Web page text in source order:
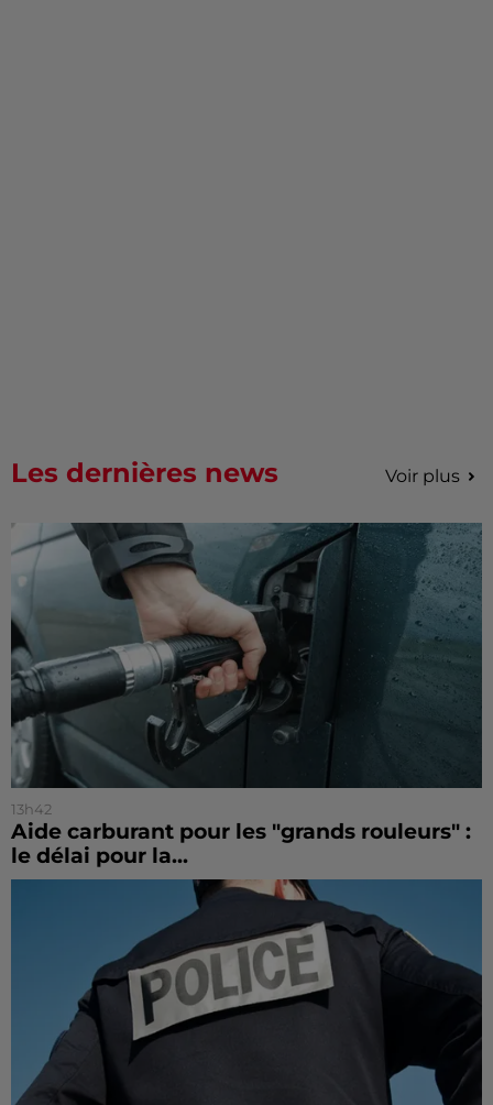
Les dernières news Voir plus
13h42
Aide carburant pour les "grands rouleurs" :
le délai pour la...